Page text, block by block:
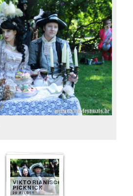
VIKTORIANISCHES
PICKNICK
20 BILDER